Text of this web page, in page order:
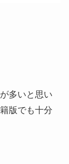
多いと思い
版でも十分